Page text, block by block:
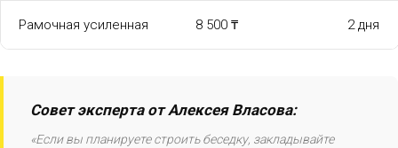
Рамочная усиленная 8 500 ₸ 2 дня
Совет эксперта от Алексея Власова:
«Если вы планируете строить беседку, закладывайте